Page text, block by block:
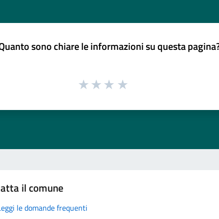
sono chiare le informazioni su questa
il comune
le domande frequenti